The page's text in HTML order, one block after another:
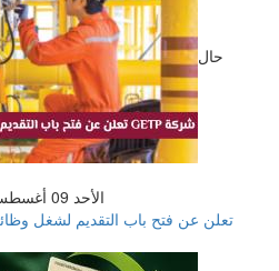
حال
الأحد 09 أغسطس 2026 11:04 صباحاً